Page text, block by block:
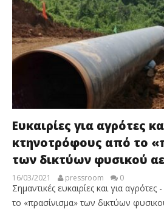
Ευκαιρίες για αγρότες
κτηνοτρόφους από το
των δικτύων φυσικού
16/03/2021 pressroom 0
Σημαντικές ευκαιρίες και για
το «πρασίνισμα» των δικτύων